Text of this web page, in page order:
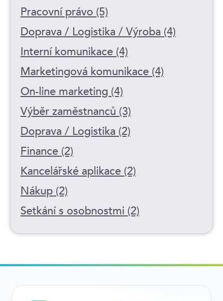
Pracovní právo (5)
Doprava / Logistika / Výroba (4)
Interní komunikace (4)
Marketingová komunikace (4)
On-line marketing (4)
Výběr zaměstnanců (3)
Doprava / Logistika (2)
Finance (2)
Kancelářské aplikace (2)
Nákup (2)
Setkání s osobnostmi (2)